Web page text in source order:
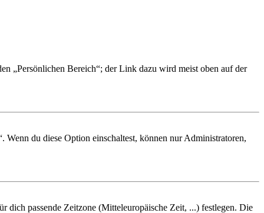
„Persönlichen Bereich“; der Link dazu wird meist oben auf der
du diese Option einschaltest, können nur Administratoren,
dich passende Zeitzone (Mitteleuropäische Zeit, ...) festlegen. Die